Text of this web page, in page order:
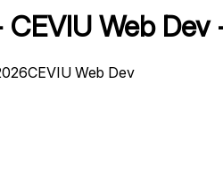
Web
CEVIU Web Dev